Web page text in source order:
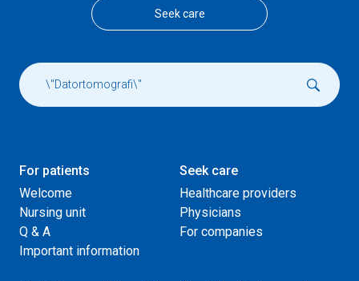
Seek care
For patients
Welcome
Nursing unit
Q & A
Important information
Seek care
Healthcare providers
Physicians
For companies